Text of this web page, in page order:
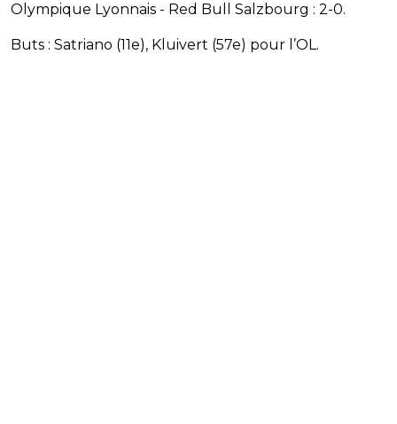
Olympique Lyonnais - Red Bull Salzbourg : 2-0.
Buts : Satriano (11e), Kluivert (57e) pour l’OL.